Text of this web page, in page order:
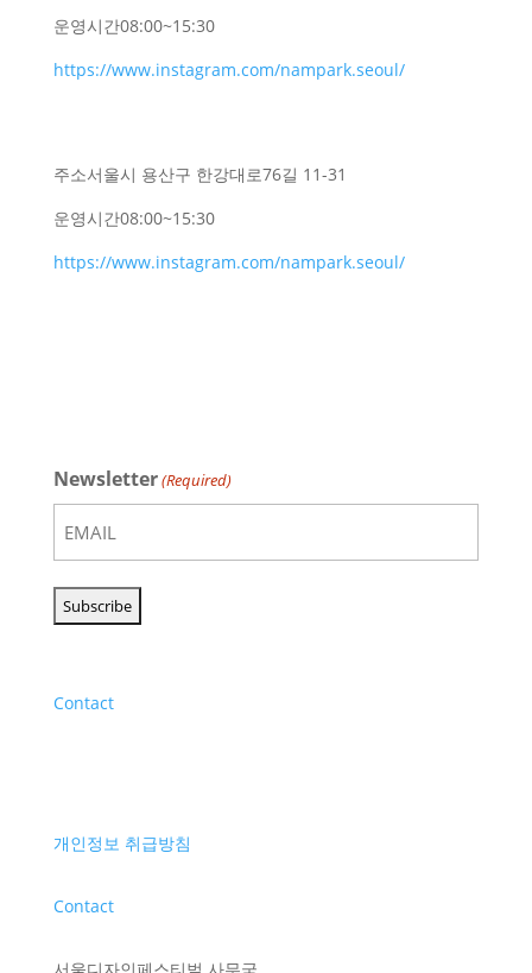
운영시간08:00~15:30
https://www.instagram.com/nampark.seoul/
주소서울시 용산구 한강대로76길 11-31
운영시간08:00~15:30
https://www.instagram.com/nampark.seoul/
Newsletter(Required)
Contact
개인정보 취급방침
Contact